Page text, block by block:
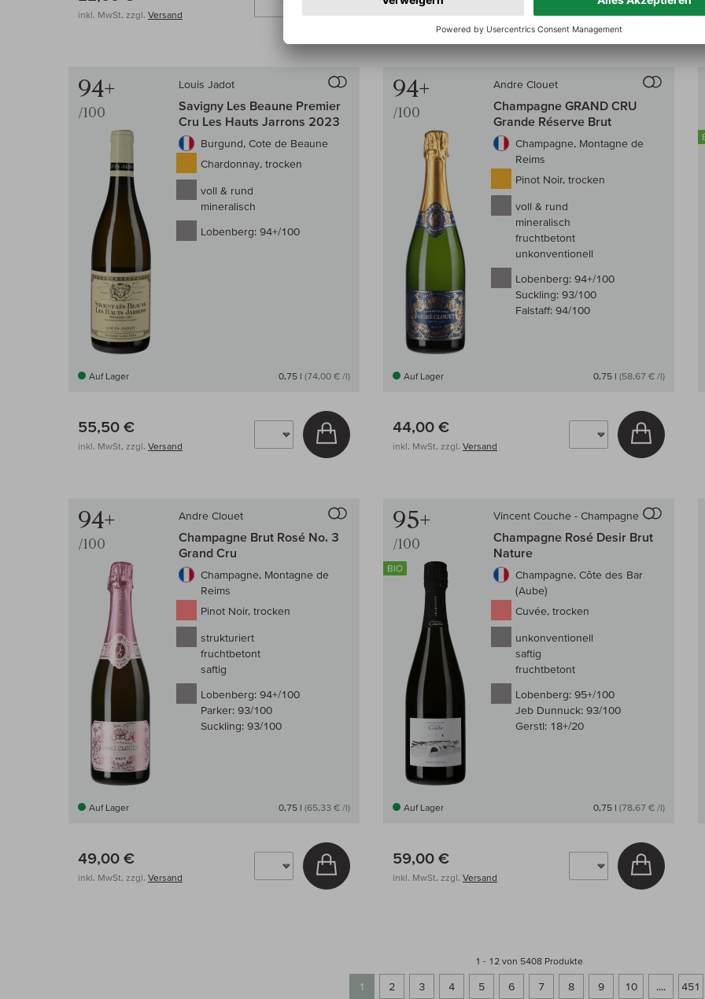
inkl. MwSt, zzgl. Versand inkl. MwSt, zzgl.Versand
94+
/100
Louis Jadot
Savigny Les Beaune Premier
Cru Les Hauts Jarrons 2023
Burgund, Cote de Beaune
Chardonnay, trocken
voll & rund
mineralisch
Lobenberg: 94+/100
Auf Lager 0,75 l (74,00 € /l)
55,50 €
inkl. MwSt, zzgl. Versand
In den Warenkorb
94+
/100
Andre Clouet
Champagne GRAND CRU
Grande Réserve Brut
Champagne, Montagne de
Reims
Pinot Noir, trocken
voll & rund
mineralisch
fruchtbetont
unkonventionell
Lobenberg: 94+/100
Suckling: 93/100
Falstaff: 94/100
Auf Lager 0,75 l (58,67 € /l)
44,00 €
inkl. MwSt, zzgl. Versand
In den
94+
/100
Andre Clouet
Champagne Brut Rosé No. 3
Grand Cru
Champagne, Montagne de
Reims
Pinot Noir, trocken
strukturiert
fruchtbetont
saftig
Lobenberg: 94+/100
Parker: 93/100
Suckling: 93/100
Auf Lager 0,75 l (65,33 € /l)
49,00 €
inkl. MwSt, zzgl. Versand
In den Warenkorb
95+
/100
BIO
Vincent Couche - Champagne
Champagne Rosé Desir Brut
Nature
Champagne, Côte des Bar
(Aube)
Cuvée, trocken
unkonventionell
saftig
fruchtbetont
Lobenberg: 95+/100
Jeb Dunnuck: 93/100
Gerstl: 18+/20
Auf Lager 0,75 l (78,67 € /l)
59,00 €
inkl. MwSt, zzgl. Versand
In den
1 - 12 von 5408 Produkte
1 2 3 4 5 6 7 8 9 10 ....
451